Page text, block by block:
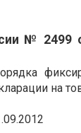
№ 2499
на